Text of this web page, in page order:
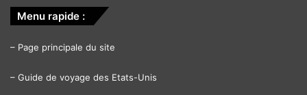
Menu rapide :
– Page principale du site
– Guide de voyage des Etats-Unis